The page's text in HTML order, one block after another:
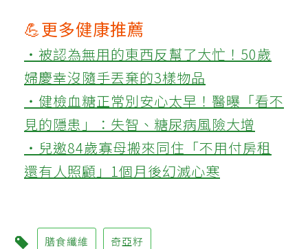
💪更多健康推薦
‧被認為無用的東西反幫了大忙！50歲
婦慶幸沒隨手丟棄的3樣物品
‧健檢血糖正常別安心太早！醫曝「看不
見的隱患」：失智、糖尿病風險大增
‧兒邀84歲寡母搬來同住「不用付房租
還有人照顧」1個月後幻滅心寒
膳食纖維 奇亞籽